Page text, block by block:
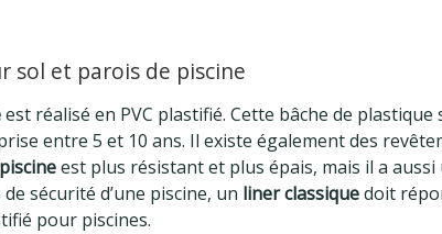
sol et parois de piscine
est réalisé en PVC plastifié. Cette bâche de plastique
entre 5 et 10 ans. Il existe également des
est plus résistant et plus épais, mais il a aussi
sécurité d’une piscine, un liner classiquedoit
pour piscines.